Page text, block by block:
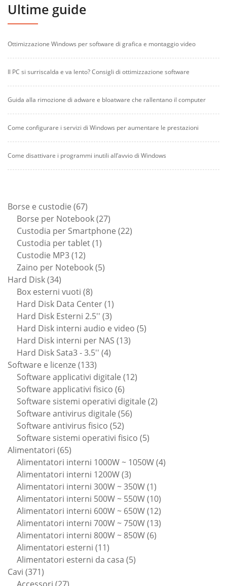
Ultime guide
Ottimizzazione Windows per software di grafica e montaggio video
Il PC si surriscalda e va lento? Consigli di ottimizzazione software
Guida alla rimozione di adware e bloatware che rallentano il computer
Come configurare i servizi di Windows per aumentare le prestazioni
Come disattivare i programmi inutili all’avvio di Windows
Borse e custodie 6767
prodotti
Borse per Notebook 2727
prodotti
Custodia per Smartphone 2222
Custodia per tablet 11
Custodie MP3 1212
prodotti
Zaino per Notebook 55
Hard Disk 3434
prodotti
Box esterni vuoti 88
prodotti
Hard Disk Data Center 11
prodotto
Hard Disk Esterni 2.5'' 33
prodotti
Hard Disk interni audio e video 55
Hard Disk interni per NAS 1313
Hard Disk Sata3 - 3.5'' 44
Software e licenze 133133
prodotti
Software applicativi digitale 1212
Software applicativi fisico 66
prodotti
Software sistemi operativi digitale 22
Software antivirus digitale 5656
Software antivirus fisico 5252
prodotti
Software sistemi operativi fisico 55
Alimentatori 6565
prodotti
Alimentatori interni 1000W ~ 1050W 44
Alimentatori interni 1200W 33
prodotti
Alimentatori interni 300W ~ 350W 11
prodotto
Alimentatori interni 500W ~ 550W 1010
prodotti
Alimentatori interni 600W ~ 650W 1212
prodotti
Alimentatori interni 700W ~ 750W 1313
Alimentatori interni 800W ~ 850W 66
Alimentatori esterni 1111
prodotti
Alimentatori esterni da casa 55
Cavi 371371
prodotti27